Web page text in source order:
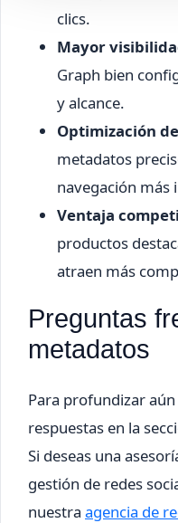
clics.
Mayor
Graph bien
y alcance.
Optimización
metadatos
navegación más
Ventaja
productos
atraen más
Preguntas
metadatos
Para profundizar
respuestas en la
Si deseas una
gestión de redes
nuestra agencia de